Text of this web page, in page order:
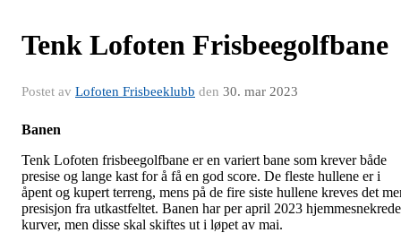
Tenk Lofoten Frisbeegolfbane
Postet av Lofoten Frisbeeklubb den 30. mar 2023
Banen
Tenk Lofoten frisbeegolfbane er en variert bane som krever både
presise og lange kast for å få en god score. De fleste hullene er i
åpent og kupert terreng, mens på de fire siste hullene kreves det
presisjon fra utkastfeltet. Banen har per april 2023 hjemmesnekrede
kurver, men disse skal skiftes ut i løpet av mai.